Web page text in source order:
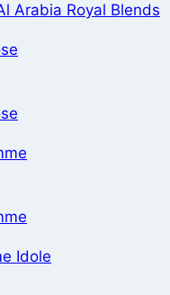
Arabia Royal Blends
Idole